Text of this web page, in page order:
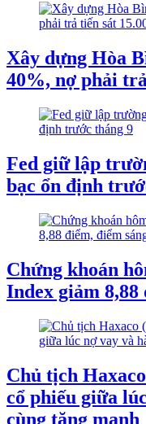
Xây dựng Hòa
40%, nợ phải
Fed giữ lập
bạc ổn định
Chứng khoán
Index giảm 8,88
Chủ tịch
cổ phiếu giữa
cùng tăng mạnh